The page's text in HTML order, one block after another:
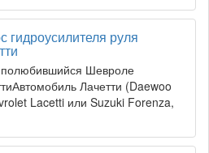
гидроусилителя руля
Шевроле
Лачетти (Daewoo
Lacetti или Suzuki Forenza,